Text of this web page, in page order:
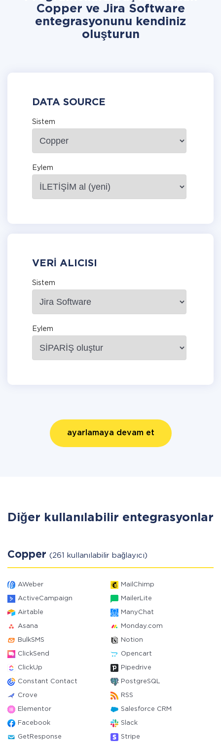
Copper ve Jira Software
entegrasyonunu kendiniz
oluşturun
DATA SOURCE
Sistem
Eylem
VERI ALICISI
Sistem
Eylem
ayarlamaya devam et
Diğer kullanılabilir entegrasyonlar
Copper (261 kullanılabilir bağlayıcı)
AWeber MailChimp
ActiveCampaign MailerLite
Airtable ManyChat
Asana Monday.com
BulkSMS Notion
ClickSend Opencart
ClickUp Pipedrive
Constant Contact PostgreSQL
Crove RSS
Elementor Salesforce CRM
Facebook Slack
GetResponse Stripe